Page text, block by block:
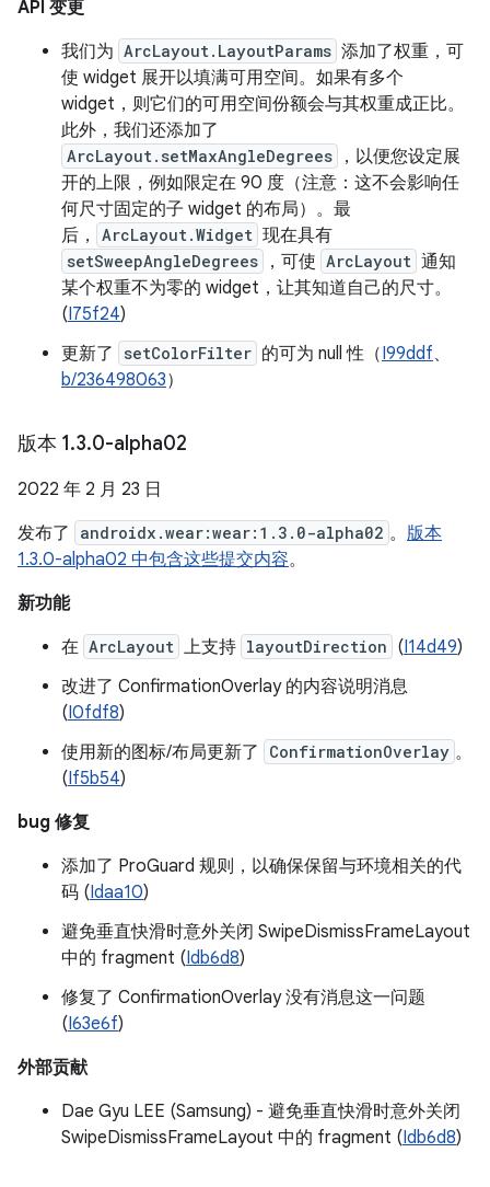
API 变更
我们为 ArcLayout.LayoutParams 添加了权重，可
使 widget 展开以填满可用空间。如果有多个
widget，则它们的可用空间份额会与其权重成正比。
此外，我们还添加了
ArcLayout.setMaxAngleDegrees
，以便您设定展
开的上限，例如限定在 90 度（注意：这不会影响任
何尺寸固定的子 widget 的布局）。最
后，
ArcLayout.Widget 现在具有
setSweepAngleDegrees ，可使 ArcLayout 通知
某个权重不为零的 widget，让其知道自己的尺寸。
(I75f24)
更新了
setColorFilter 的可为 null 性（I99ddf、
b/236498063）
版本 1.3.0-alpha02
2022 年 2 月 23 日
发布了
androidx.wear:wear:1.3.0-alpha02 。 版本
1.3.0-alpha02 中包含这些提交内容。
新功能
在 ArcLayout 上支持 layoutDirection (I14d49)
改进了 ConfirmationOverlay 的内容说明消息
(I0fdf8)
使用新的图标/布局更新了
ConfirmationOverlay 。
(If5b54)
bug 修复
添加了 ProGuard 规则，以确保保留与环境相关的代
码 (Idaa10)
避免垂直快滑时意外关闭 SwipeDismissFrameLayout
中的 fragment (Idb6d8)
修复了 ConfirmationOverlay 没有消息这一问题
(I63e6f)
外部贡献
Dae Gyu LEE (Samsung) - 避免垂直快滑时意外关闭
SwipeDismissFrameLayout 中的 fragment (Idb6d8)